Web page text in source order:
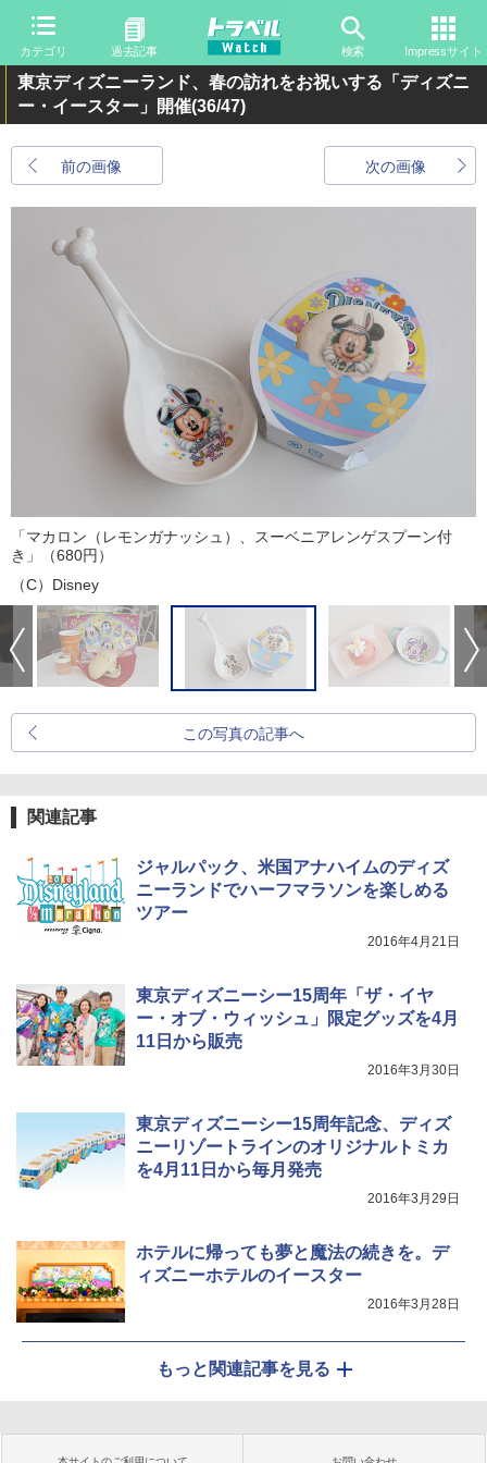
カテゴリ 過去記事 検索 Impressサイト
東京ディズニーランド、春の訪れをお祝いする「ディズニ
ー・イースター」開催(36/47)
前の画像 次の画像
「マカロン（レモンガナッシュ）、スーベニアレンゲスプーン付
き」（680円）
（C）Disney
この写真の記事へ
関連記事
ジャルパック、米国アナハイムのディズ
ニーランドでハーフマラソンを楽しめる
ツアー
2016年4月21日
東京ディズニーシー15周年「ザ・イヤ
ー・オブ・ウィッシュ」限定グッズを4月
11日から販売
2016年3月30日
東京ディズニーシー15周年記念、ディズ
ニーリゾートラインのオリジナルトミカ
を4月11日から毎月発売
2016年3月29日
ホテルに帰っても夢と魔法の続きを。デ
ィズニーホテルのイースター
2016年3月28日
もっと関連記事を見る